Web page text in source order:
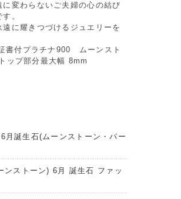
変わらないご夫婦の心の結び
。
に耀きつづけるジュエリーを
書付プラチナ900 ムーンスト
プ部分最大幅 8mm
6月誕生石(ムーンストーン・パー
ンストーン) 6月 誕生石 ファッ